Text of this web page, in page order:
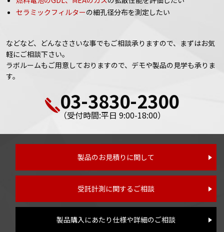
セラミックフィルターの細孔径分布を測定したい
などなど、どんなささいな事でもご相談承りますので、まずはお気
軽にご相談下さい。
ラボルームもご用意しておりますので、デモや製品の見学も承りま
す。
03-3830-2300
（受付時間:平日 9:00-18:00）
製品のお見積りに関して
受託計測に関するご相談
製品購入にあたり仕様や詳細のご相談